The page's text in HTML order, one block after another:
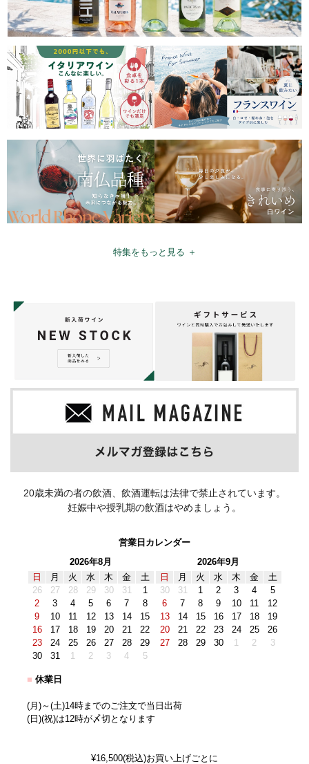
特集をもっと見る ＋
20歳未満の者の飲酒、飲酒運転は法律で禁止されています。
妊娠中や授乳期の飲酒はやめましょう。
営業日カレンダー
2026年8月
日
月 火 水 木 金
土
26
27 28 29 30 31
1
2
3 4 5 6 7
8
9
10 11 12 13 14
15
16
17 18 19 20 21
22
23
24 25 26 27 28
29
30
31 1 2 3 4 5
2026年9月
日
月 火 水 木 金
土
30
31 1 2 3 4
5
6
7 8 9 10 11
12
13
14 15 16 17 18
19
20
21 22 23 24 25
26
27
28 29 30 1 2 3
■ 休業日
(月)～(土)14時までのご注文で当日出荷
(日)(祝)は12時が〆切となります
¥16,500(税込)お買い上げごとに